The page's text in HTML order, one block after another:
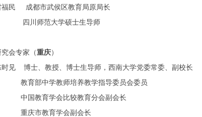
福民 成都市武侯区教育局原局长
川师范大学硕士生导师
究会专家（重庆）
时见 博士、教授、博士生导师，西南大学党委常委、副校长
育部中学教师培养教学指导委员会委员
国教育学会比较教育分会副会长
庆市教育学会副会长